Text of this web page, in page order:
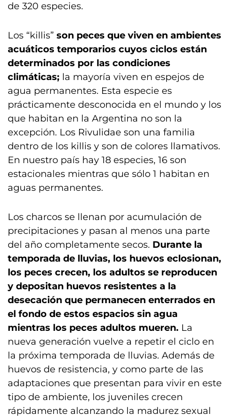
de 320 especies.
Los “killis” son peces que viven en ambientes
acuáticos temporarios cuyos ciclos están
determinados por las condiciones
climáticas; la mayoría viven en espejos de
agua permanentes. Esta especie es
prácticamente desconocida en el mundo y los
que habitan en la Argentina no son la
excepción. Los Rivulidae son una familia
dentro de los killis y son de colores llamativos.
En nuestro país hay 18 especies, 16 son
estacionales mientras que sólo 1 habitan en
aguas permanentes.
Los charcos se llenan por acumulación de
precipitaciones y pasan al menos una parte
del año completamente secos. Durante la
temporada de lluvias, los huevos eclosionan,
los peces crecen, los adultos se reproducen
y depositan huevos resistentes a la
desecación que permanecen enterrados en
el fondo de estos espacios sin agua
mientras los peces adultos mueren. La
nueva generación vuelve a repetir el ciclo en
la próxima temporada de lluvias. Además de
huevos de resistencia, y como parte de las
adaptaciones que presentan para vivir en este
tipo de ambiente, los juveniles crecen
rápidamente alcanzando la madurez sexual